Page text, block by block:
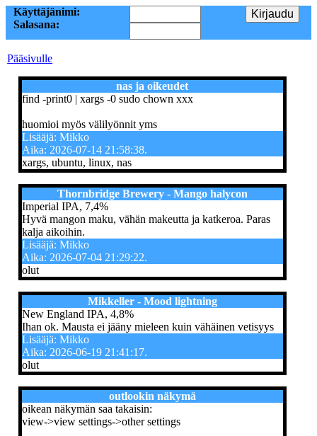
Käyttäjänimi:
Salasana:
Pääsivulle
nas ja oikeudet
find -print0 | xargs -0 sudo chown xxx
huomioi myös välilyönnit yms
Lisääjä: Mikko
Aika: 2026-07-14 21:58:38.
xargs, ubuntu, linux, nas
Thornbridge Brewery - Mango halycon
Imperial IPA, 7,4%
Hyvä mangon maku, vähän makeutta ja katkeroa. Paras
kalja aikoihin.
Lisääjä: Mikko
Aika: 2026-07-04 21:29:22.
olut
Mikkeller - Mood lightning
New England IPA, 4,8%
Ihan ok. Mausta ei jääny mieleen kuin vähäinen vetisyys
Lisääjä: Mikko
Aika: 2026-06-19 21:41:17.
olut
outlookin näkymä
oikean näkymän saa takaisin:
view->view settings->other settings